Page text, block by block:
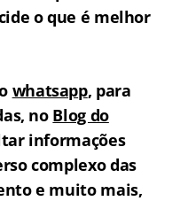
o que é melhor
whatsapp, para
no Blog do
informações
complexo das
e muito mais,